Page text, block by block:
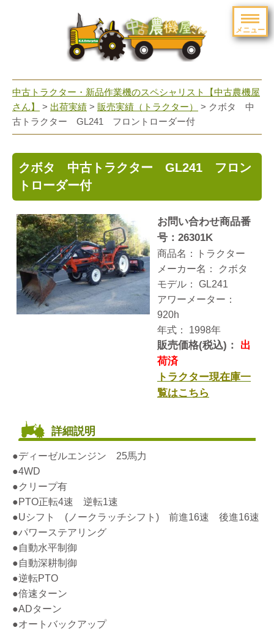
メニュー
navigation
中古トラクター・新品作業機のスペシャリスト【中古農機屋
さん】
> 出荷実績 > 販売実績（トラクター）
> クボタ 中
古トラクター GL241 フロントローダー付
クボタ 中古トラクター GL241 フロン
トローダー付
お問い合わせ商品番
号：26301K
商品名：トラクター
メーカー名： クボタ
モデル： GL241
アワーメーター：
920h
年式： 1998年
販売価格(税込)：
出
荷済
トラクター現在庫一
覧はこちら
詳細説明
●ディーゼルエンジン 25馬力
●4WD
●クリープ有
●PTO正転4速 逆転1速
●Uシフト (ノークラッチシフト) 前進16速 後進16速
●パワーステアリング
●自動水平制御
●自動深耕制御
●逆転PTO
●倍速ターン
●ADターン
●オートバックアップ